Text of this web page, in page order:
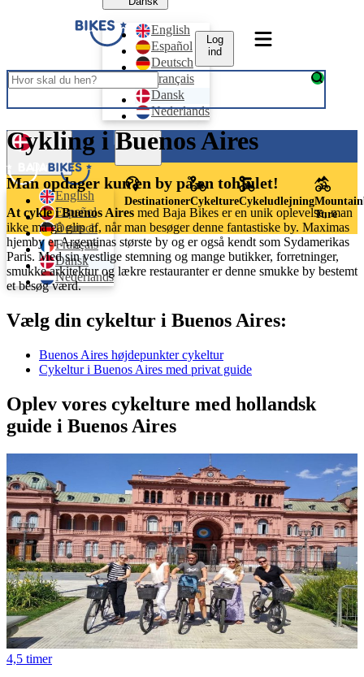
English
Español
Deutsch
Français
Dansk
Nederlands
Log
ind
Dansk
English
Español
Deutsch
Français
Dansk
Nederlands
Log ind
DestinationerCykeltureCykeludlejning
Ture
Cykling i Buenos Aires
Man opdager kun en by på en tohjulet!
At cykle i Buenos Aires med Baja Bikes er en unik oplevelse, man
ikke må gå glip af, når man besøger denne fantastiske by. Maximas
hjemby er Argentinas største by og er også kendt som Sydamerikas
Paris. Med sin vestlige stemning og mange butikker, forretninger,
smukke arkitektur og lækre restauranter er denne smukke by bestemt
et besøg værd.
Vælg din cykeltur i Buenos Aires:
Buenos Aires højdepunkter cykeltur
Cykeltur i Buenos Aires med privat guide
Oplev vores cykelture med hollandsk
guide i Buenos Aires
4,5 timer